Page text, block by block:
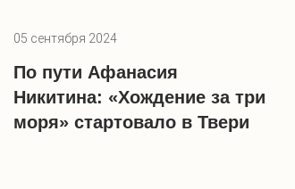
05 сентября 2024
По пути Афанасия
Никитина: «Хождение за три
моря» стартовало в Твери